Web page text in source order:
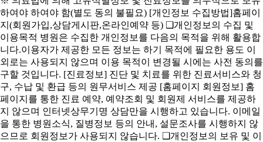
하여야 하여야 함(별도 동의 불필요) [개인정보 수집방법]홈페이
지(회원가입,상담게시판,온라인예약 등) ❑개인정보의 수집 및
이용목적 병원은 수집한 개인정보를 다음의 목적을 위해 활용합
니다.이용자가 제공한 모든 정보는 하기 목적에 필요한 용도 이
외로는 사용되지 않으며 이용 목적이 변경될 시에는 사전 동의를
구할 것입니다. [진료정보] 진단 및 치료를 위한 진료서비스와 청
구, 수납 및 환급 등의 원무서비스 제공 [홈페이지 회원정보] 홈
페이지를 통한 진료 예약, 예약조회 및 회원제 서비스를 제공하
지 않으며 인터넷상무기명 상담만을 시행하고 있습니다. 이메일
을 통한 병원소식, 질병정보 등의 안내, 설문조사를 시행하지 않
으므로 회원정보가 사용되지 않습니다. ❑개인정보의 보유 및 이